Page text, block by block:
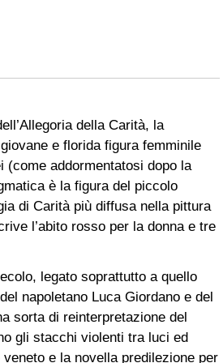
della Carità, la
e florida figura femminile
addormentatosi dopo la
è la figura del piccolo
di Carità più diffusa nella pittura
l’abito rosso per la donna e tre
legato soprattutto a quello
napoletano Luca Giordano e del
sorta di reinterpretazione del
gli stacchi violenti tra luci ed
e la novella predilezione per